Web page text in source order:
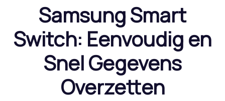
Samsung Smart
Switch: Eenvoudig en
Snel Gegevens
Overzetten